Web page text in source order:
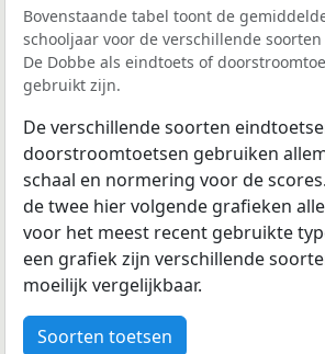
Bovenstaande tabel toont de
schooljaar voor de verschillende
De Dobbe als eindtoets of
gebruikt zijn.
De verschillende soorten
doorstroomtoetsen gebruiken
schaal en normering voor de
de twee hier volgende grafieken
voor het meest recent gebruikte
een grafiek zijn verschillende
moeilijk vergelijkbaar.
Soorten toetsen